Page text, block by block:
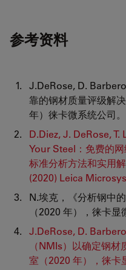
参考资料
J.DeRose, D.
靠的钢材质量评级解
年）徕卡微系统公司。
D.Diez, J. DeRose,
Your Steel：免费的
标准分析方法和实用
(2020) Leica
N.埃克，《分析钢中
（2020 年），徕卡显
J.DeRose, D.
（NMIs）以确定钢
室（2020 年），徕卡